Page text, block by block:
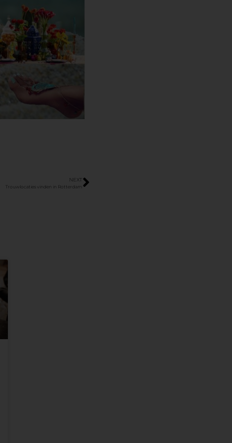
NEXT
Trouwlocaties vinden in Rotterdam